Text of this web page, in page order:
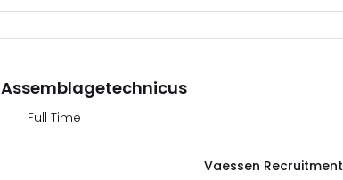
Assemblagetechnicus
Full Time
Vaessen Recruitment